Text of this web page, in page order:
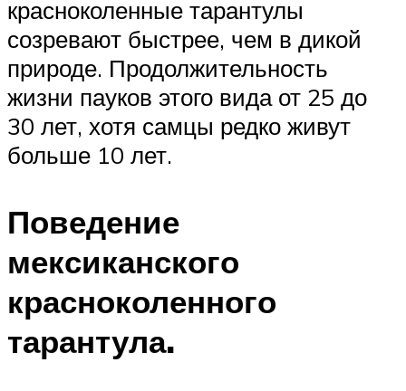
красноколенные тарантулы
созревают быстрее, чем в дикой
природе. Продолжительность
жизни пауков этого вида от 25 до
30 лет, хотя самцы редко живут
больше 10 лет.
Поведение
мексиканского
красноколенного
тарантула.